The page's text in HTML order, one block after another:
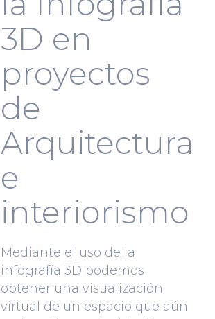
3D en
proyectos
de
Arquitectura
e
interiorismo
Mediante el uso de la
infografía 3D podemos
obtener una visualización
virtual de un espacio que aún